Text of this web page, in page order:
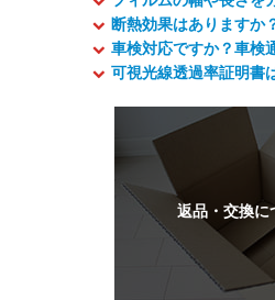
断熱効果はありますか
車検対応ですか？車検
可視光線透過率証明書